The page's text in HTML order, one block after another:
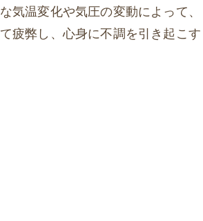
気温変化や気圧の変動によって、
疲弊し、心身に不調を引き起こす